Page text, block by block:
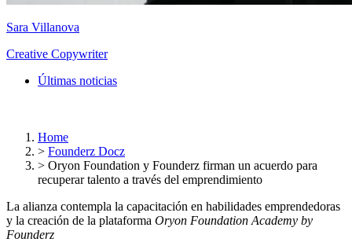
Sara Villanova
Creative Copywriter
Últimas noticias
Home
> Founderz Docz
> Oryon Foundation y Founderz firman un acuerdo para
recuperar talento a través del emprendimiento
La alianza contempla la capacitación en habilidades emprendedoras
y la creación de la plataforma Oryon Foundation Academy by
Founderz